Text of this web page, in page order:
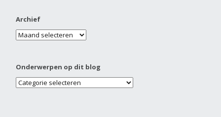
Archief
Onderwerpen op dit blog